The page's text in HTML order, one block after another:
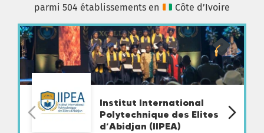
parmi 504 établissements en
Côte d’Ivoire
Institut International
Polytechnique des Elites
d’Abidjan (IIPEA)